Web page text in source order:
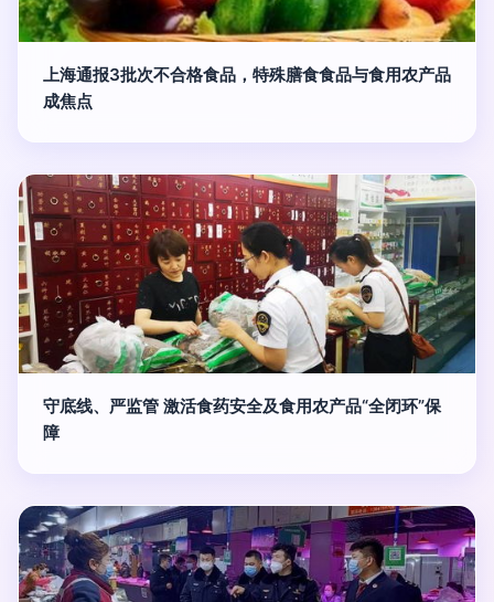
上海通报3批次不合格食品，特殊膳食食品与食用农产品
成焦点
守底线、严监管 激活食药安全及食用农产品“全闭环”保
障